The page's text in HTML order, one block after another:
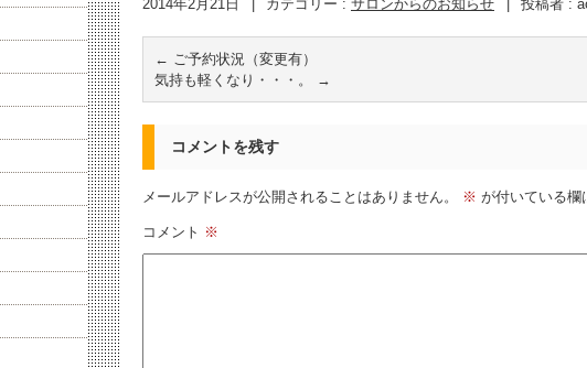
2014年2月21日 カテゴリー : サロンからのお知らせ 投稿者 :
← ご予約状況（変更有）
気持も軽くなり・・・。
→
コメントを残す
メールアドレスが公開されることはありません。 ※ が付いている欄
コメント ※